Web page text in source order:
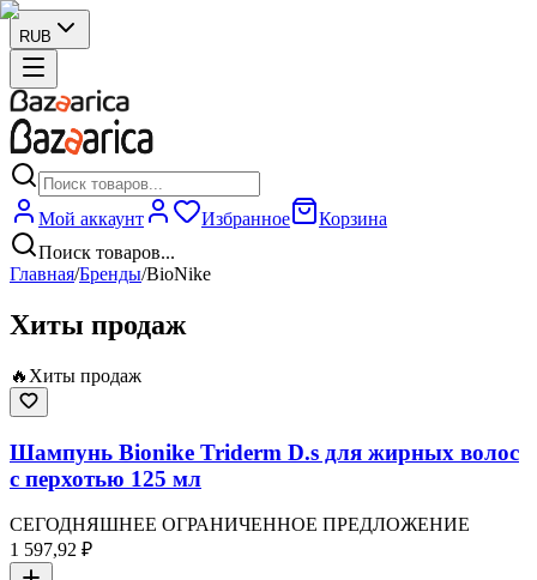
RUB
Мой аккаунт Избранное
Корзина
Поиск товаров...
Главная/Бренды/BioNike
Хиты продаж
🔥 Хиты продаж
Шампунь Bionike Triderm D.s для жирных волос
с перхотью 125 мл
СЕГОДНЯШНЕЕ ОГРАНИЧЕННОЕ ПРЕДЛОЖЕНИЕ
1 597,92 ₽